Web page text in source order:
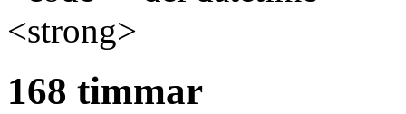
<strong>
168 timmar